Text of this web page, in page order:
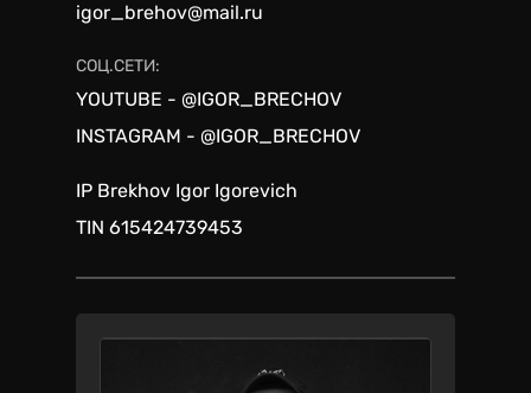
igor_brehov@mail.ru
YOUTUBE - @IGOR_BRECHOV
INSTAGRAM - @IGOR_BRECHOV
СОЦ.СЕТИ:
IP Brekhov Igor Igorevich
TIN 615424739453